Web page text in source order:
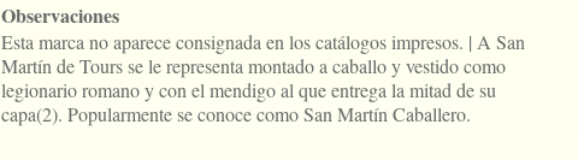
Observaciones
Esta marca no aparece consignada en los catálogos impresos. | A San
Martín de Tours se le representa montado a caballo y vestido como
legionario romano y con el mendigo al que entrega la mitad de su
capa(2). Popularmente se conoce como San Martín Caballero.